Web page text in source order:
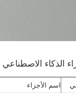
الذكاء الاصطناعي
اسم الأجزاء